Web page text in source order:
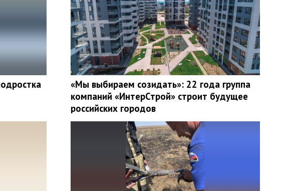
«Мы выбираем созидать»: 22 года группа
компаний «ИнтерСтрой» строит будущее
российских городов